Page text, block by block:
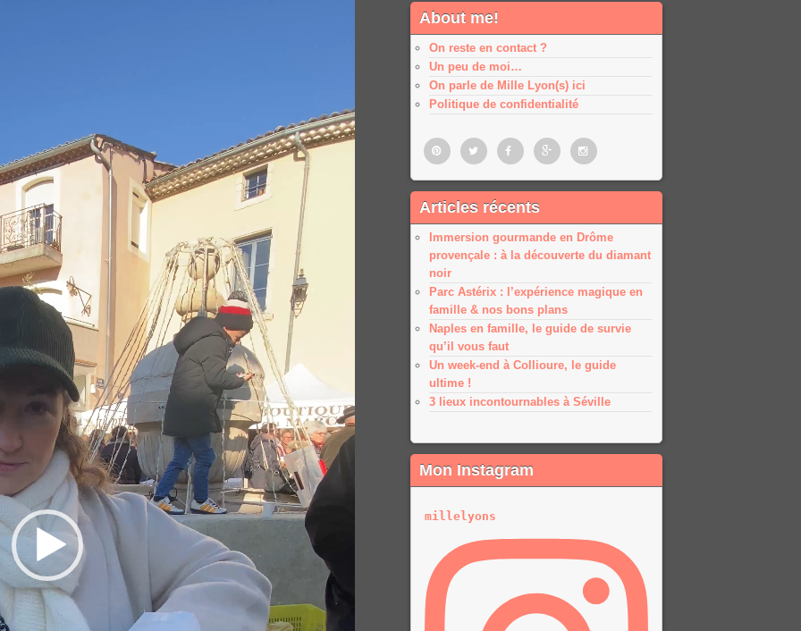
About me!
On reste en contact ?
Un peu de moi…
On parle de Mille Lyon(s) ici
Politique de confidentialité
PinterestTwitter FacebookGoogle
plus
Google
Articles récents
Immersion gourmande en Drôme
provençale : à la découverte du diamant
noir
Parc Astérix : l’expérience magique en
famille & nos bons plans
Naples en famille, le guide de survie
qu’il vous faut
Un week-end à Collioure, le guide
ultime !
3 lieux incontournables à Séville
Mon Instagram
millelyons